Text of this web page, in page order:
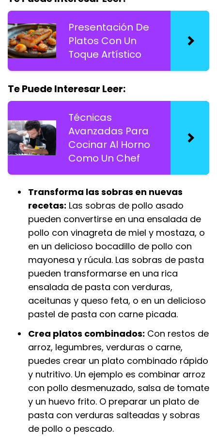
Presentación De
Platos Con Un
Toque Artístico
Te Puede Interesar Leer:
Técnicas
Avanzadas Para
Cocinar Al Horno
Como Un Chef
Transforma las sobras en nuevas
recetas: Las sobras de pollo asado
pueden convertirse en una ensalada de
pollo con vinagreta de miel y mostaza, o
en un delicioso bocadillo de pollo con
mayonesa y rúcula. Las sobras de pasta
pueden transformarse en una rica
ensalada de pasta con verduras,
aceitunas y queso feta, o en un delicioso
pastel de pasta con carne picada.
Crea platos combinados: Con restos de
arroz, legumbres, verduras o carne,
puedes crear un plato combinado rápido
y nutritivo. Un ejemplo es combinar arroz
con pollo desmenuzado, salsa de tomate
y un huevo frito. O preparar un plato de
pasta con verduras salteadas y sobras
de pollo o pescado.